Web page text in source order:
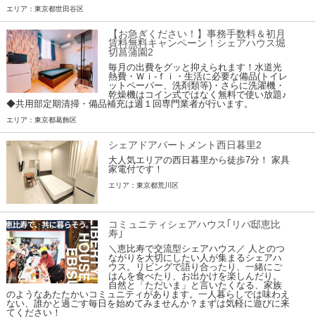
エリア：東京都世田谷区
【お急ぎください！】事務手数料＆初月
賃料無料キャンペーン！シェアハウス堀
切菖蒲園2
毎月の出費をグッと抑えられます！水道光
熱費・Ｗｉ-ｆｉ・生活に必要な備品(トイレ
ットペーパー、洗剤類等)・さらに洗濯機・
乾燥機はコイン式ではなく無料で使い放題♪
◆共用部定期清掃・備品補充は週１回専門業者が行います。
エリア：東京都葛飾区
シェアドアパートメント西日暮里2
大人気エリアの西日暮里から徒歩7分！ 家具
家電付です！
エリア：東京都荒川区
コミュニティシェアハウス｢リバ邸恵比
寿｣
＼恵比寿で交流型シェアハウス／ 人とのつ
ながりを大切にしたい人が集まるシェアハ
ウス。リビングで語り合ったり、一緒にご
はんを食べたり、お出かけを楽しんだり。
自然と「ただいま」と言いたくなる、家族
のようなあたたかいコミュニティがあります。一人暮らしでは味わえ
ない、誰かと過ごす毎日を始めてみませんか？まずは気軽に遊びに来
てください！